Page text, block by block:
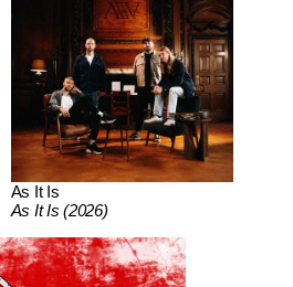
As It Is
As It Is (2026)